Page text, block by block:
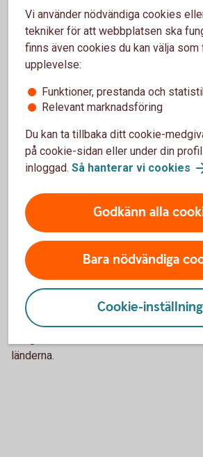
tidsfristen tre år.
3. Ändrade regler för räntan
skogskonto och
Tidigare har bankerna årligen dragit 15
kallad källskatt, på räntan på
skogsskadekonton. Från och med
det. Nu beskattas räntan först när
4. Större möjligheter inom
gemenskapen
De nya reglerna öppnar möjligheten
äger skog i andra länder inom EES (EU
Liechtenstein) att göra skogsavdrag.
att göra avdragsgilla insättningar på
länderna.
Vi använder nödvändiga cookies
tekniker för att webbplatsen ska
finns även cookies du kan välja som
upplevelse:
Funktioner, prestanda och
Relevant marknadsföring
Du kan ta tillbaka ditt cookie-
på cookie-sidan eller under din profil
inloggad. Så hanterar vi cookies
Godkänn alla
Bara nödvändiga
Cookie-